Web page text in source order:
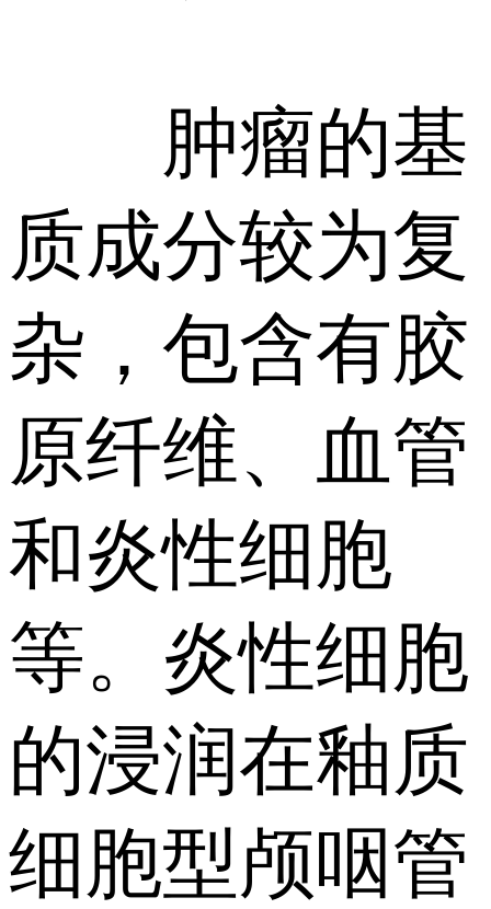
肿瘤的基
质成分较为复
杂，包含有胶
原纤维、血管
和炎性细胞
等。炎性细胞
的浸润在釉质
细胞型颅咽管